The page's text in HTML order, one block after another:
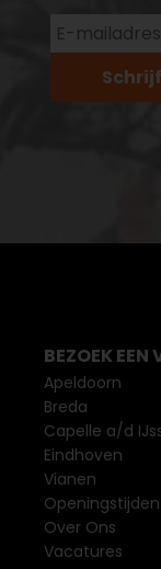
BEZOEK EEN
Apeldoorn
Breda
Capelle a/d
Eindhoven
Vianen
Openingstijden
Over Ons
Vacatures